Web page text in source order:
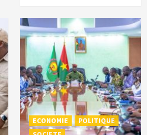
ECONOMIE
POLITIQUE